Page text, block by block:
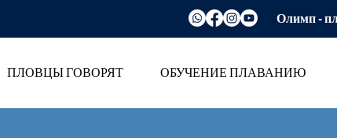
Олимп -
ОБУЧЕНИЕ ПЛАВАНИЮ
ПЛОВЦЫ ГОВОРЯТ